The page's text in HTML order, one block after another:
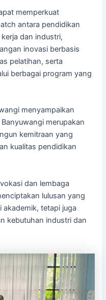
memperkuat
antara pendidikan
dan industri,
inovasi berbasis
pelatihan, serta
berbagai program yang
menyampaikan
merupakan
kemitraan yang
kualitas pendidikan
dan lembaga
lulusan yang
tetapi juga
kebutuhan industri dan